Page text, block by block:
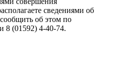
сведениями об
об этом по
8 (01592) 4-40-74.